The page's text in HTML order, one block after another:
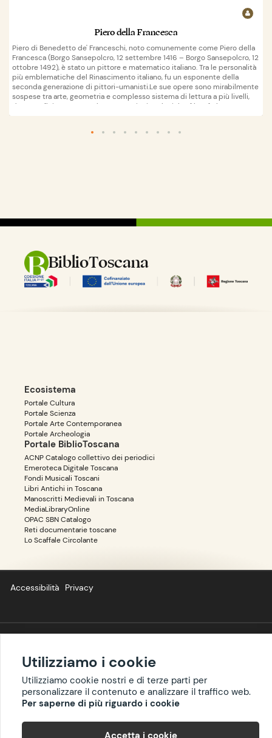
Piero della Francesca
Piero di Benedetto de' Franceschi, noto comunemente come Piero della
Francesca (Borgo Sansepolcro, 12 settembre 1416 – Borgo Sansepolcro, 12
ottobre 1492), è stato un pittore e matematico italiano. Tra le personalità
più emblematiche del Rinascimento italiano, fu un esponente della
seconda generazione di pittori-umanisti.Le sue opere sono mirabilmente
sospese tra arte, geometria e complesso sistema di lettura a più livelli,
dove confluiscono complesse questioni teologiche, filosofiche e
mediando tra tradizione e modernità, tra religiosità e nuove affermazioni
monumentalità delle figure, dall'uso in funzione espressiva della luce,
influenzò nel profondo la pittura rinascimentale dell'Italia settentrionale
e, in particolare, le scuole ferrarese e veneta.
apri suWikipedia
BiblioToscana
Ecosistema
Portale Cultura
Portale Scienza
Portale Arte Contemporanea
Portale Archeologia
Portale BiblioToscana
ACNP Catalogo collettivo dei periodici
Emeroteca Digitale Toscana
Fondi Musicali Toscani
Libri Antichi in Toscana
Manoscritti Medievali in Toscana
MediaLibraryOnline
OPAC SBN Catalogo
Reti documentarie toscane
Lo Scaffale Circolante
Accessibilità Privacy
dati delle risorse. I contenuti estratti da Wikipedia sono
riproducibili con licenza
cc-by-sa
Utilizziamo i cookie
Utilizziamo cookie nostri e di terze parti per
personalizzare il contenuto e analizzare il traffico web.
Per saperne di più riguardo i cookie
Accetta i cookie